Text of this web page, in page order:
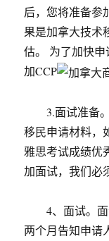
后，您将准备参
果是加拿大技术
估。 为了加快
加CCP
3.面试准备。
移民申请材料，
雅思考试成绩优
加面试，我们必
4、面试。面
两个月告知申请